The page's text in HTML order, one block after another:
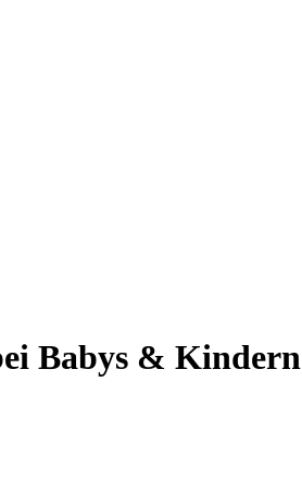
Babys & Kindern